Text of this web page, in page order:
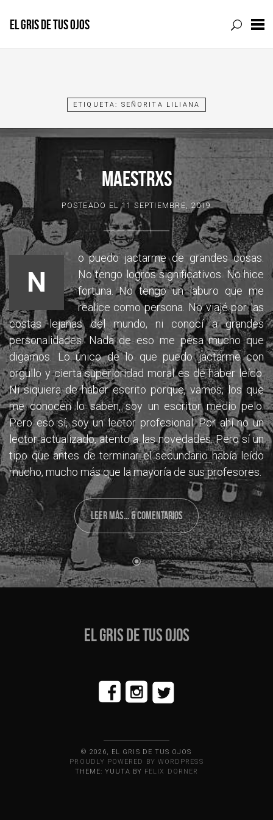
EL GRIS DE TUS OJOS
ETIQUETA: SEÑORITA LILIANA
MAESTRXS
POSTEADO EL11 SEPTIEMBRE, 2019
N
o puedo jactarme de grandes cosas.
No tengo logros significativos. No hice
fortuna. No tengo un laburo que me
realice como persona. No viajé por las
costas lejanas del mundo, ni conocí a grandes
personalidades. Nada de eso me pesa mucho que
digamos. Lo único de lo que puedo jactarme con
orgullo y cierta superioridad moral es de haber leído.
Ni siquiera de haber escrito porque, vamos, los que
me conocen lo saben, soy un escritor medio pelo.
Pero eso sí, soy un lector profesional. Por ahí no un
lector actualizado, atento a las novedades. Pero sí un
tipo que antes de terminar el secundario había leído
mucho, mucho más que la mayoría de sus profesores.
LEER MÁS... & COMENTARIOS
EL GRIS DE TUS OJOS
© 2026, EL GRIS DE TUS OJOS
PROUDLY POWERED BY WORDPRESS
THEME: YUUTA BY FELIX DORNER